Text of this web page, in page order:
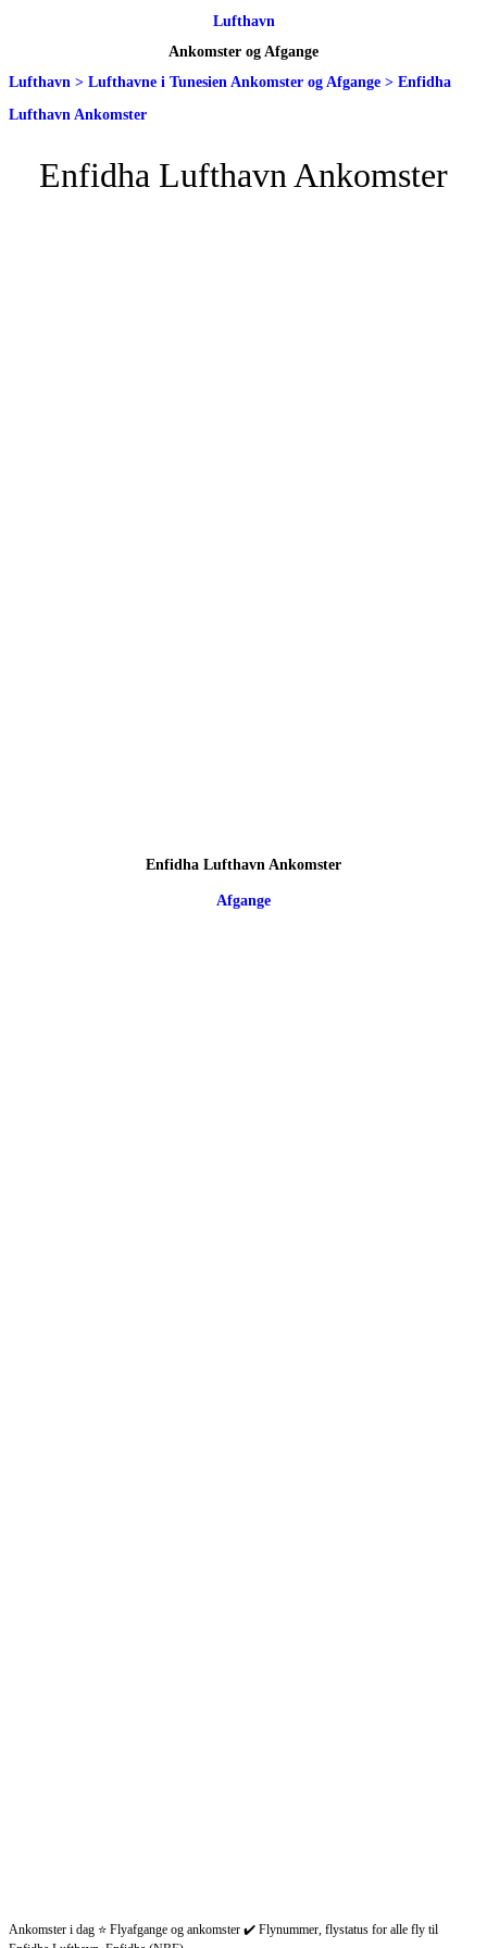
Lufthavn
Ankomster og Afgange
Lufthavn > Lufthavne i Tunesien Ankomster og Afgange > Enfidha
Lufthavn Ankomster
Enfidha Lufthavn Ankomster
Enfidha Lufthavn Ankomster
Afgange
Ankomster i dag ⭐ Flyafgange og ankomster ✔️ Flynummer, flystatus for alle fly til